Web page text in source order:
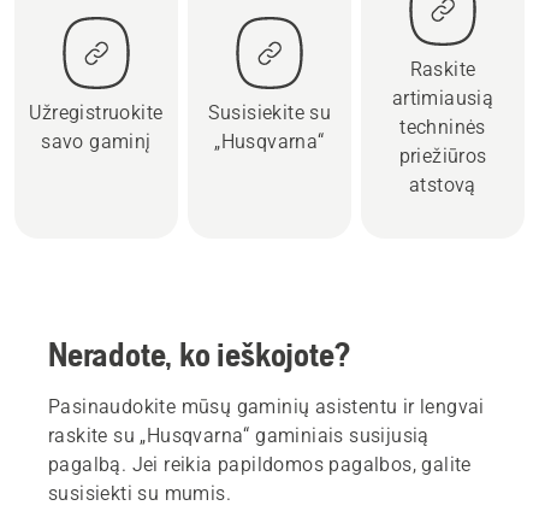
Užregistruokite
savo gaminį
Susisiekite su
„Husqvarna“
Raskite
artimiausią
techninės
priežiūros
atstovą
Neradote, ko ieškojote?
Pasinaudokite mūsų gaminių asistentu ir lengvai
raskite su „Husqvarna“ gaminiais susijusią
pagalbą. Jei reikia papildomos pagalbos, galite
susisiekti su mumis.